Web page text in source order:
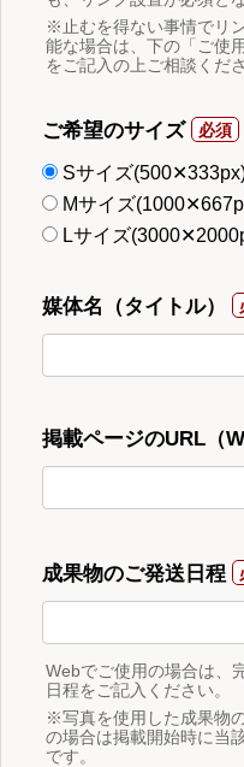
※止むを得ない事情でリ
能な場合は、下の「ご使
をご記入の上ご相談くださ
ご希望のサイズ
Sサイズ
Mサイズ
Lサイズ
媒体名（タイトル）
掲載ページのURL（
成果物のご発送日程
Webでご使用の場合は、
日程をご記入ください。
※写真を使用した成果物
の場合は掲載開始時に当
です。